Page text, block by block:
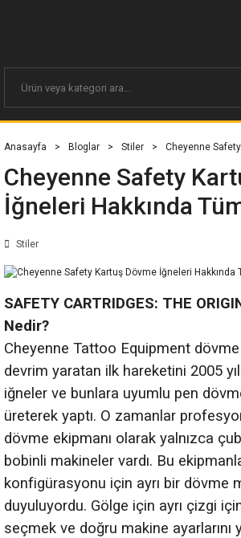
Anasayfa Bloglar Stiler Cheyenne
Cheyenne Safety
İğneleri Hakkında
Stiler
SAFETY CARTRIDGES: THE
Nedir?
Cheyenne Tattoo Equipment
devrim yaratan ilk hareketini 2005
iğneler ve bunlara uyumlu pen
üreterek yaptı. O zamanlar
dövme ekipmanı olarak yalnızca
bobinli makineler vardı. Bu
konfigürasyonu için ayrı bir dövme
duyuluyordu. Gölge için ayrı çizgi
seçmek ve doğru makine ayarlarını